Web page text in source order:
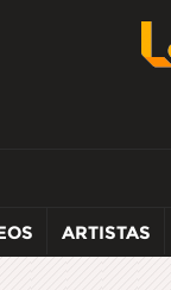
ARTISTAS